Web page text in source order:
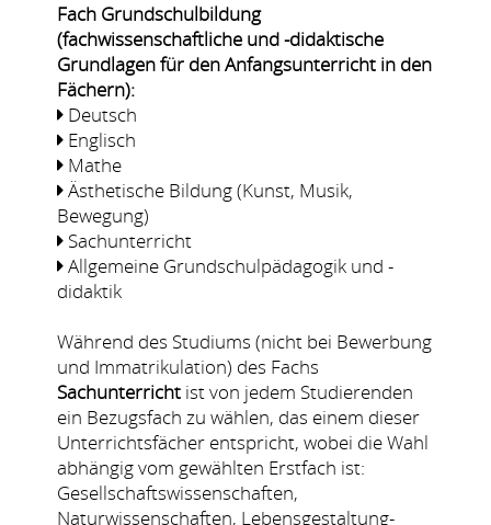
Fach Grundschulbildung
(fachwissenschaftliche und -didaktische
Grundlagen für den Anfangsunterricht in den
Fächern):
Deutsch
Englisch
Mathe
Ästhetische Bildung (Kunst, Musik,
Bewegung)
Sachunterricht
Allgemeine Grundschulpädagogik und -
didaktik
Während des Studiums (nicht bei Bewerbung
und Immatrikulation) des Fachs
Sachunterricht ist von jedem Studierenden
ein Bezugsfach zu wählen, das einem dieser
Unterrichtsfächer entspricht, wobei die Wahl
abhängig vom gewählten Erstfach ist:
Gesellschaftswissenschaften,
Naturwissenschaften, Lebensgestaltung-